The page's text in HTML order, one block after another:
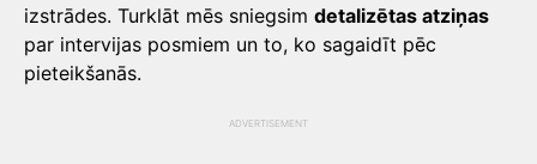
izstrādes. Turklāt mēs sniegsim detalizētas atziņas
par intervijas posmiem un to, ko sagaidīt pēc
pieteikšanās.
ADVERTISEMENT